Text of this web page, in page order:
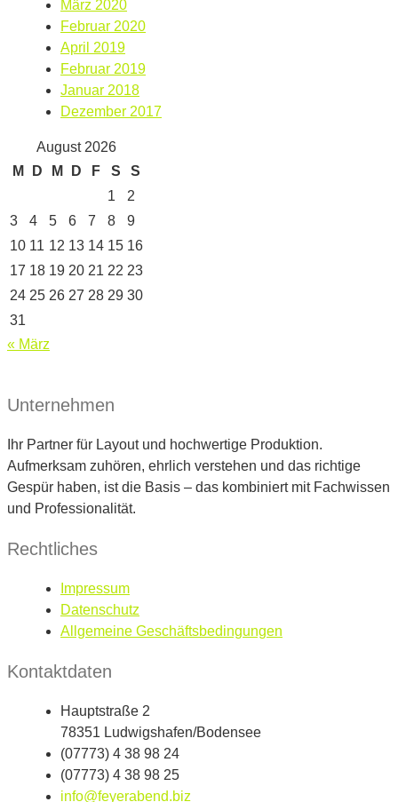
März 2020
Februar 2020
April 2019
Februar 2019
Januar 2018
Dezember 2017
August 2026
M
D M D F S
S
1
2
3
4 5 6 7 8
9
10 11 12 13 14 15 16
17 18 19 20 21 22 23
24 25 26 27 28 29 30
31
« März
Unternehmen
Ihr Partner für Layout und hochwertige Produktion.
Aufmerksam zuhören, ehrlich verstehen und das richtige
Gespür haben, ist die Basis – das kombiniert mit Fachwissen
und Professionalität.
Rechtliches
Impressum
Datenschutz
Allgemeine Geschäftsbedingungen
Kontaktdaten
Hauptstraße 2
78351 Ludwigshafen/Bodensee
(07773) 4 38 98 24
(07773) 4 38 98 25
info@feyerabend.biz